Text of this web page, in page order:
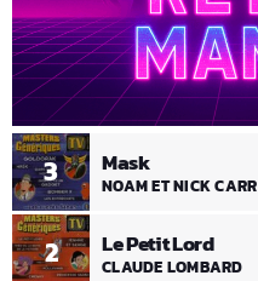
2 Le Petit Lord
CLAUDE LOMBARD
3 Mask
NOAM ET NICK CARR